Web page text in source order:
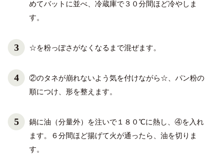
めてバットに並べ、冷蔵庫で３０分間ほど冷やしま
す。
☆を粉っぽさがなくなるまで混ぜます。
②のタネが崩れないよう気を付けながら☆、パン粉の
順につけ、形を整えます。
鍋に油（分量外）を注いで１８０℃に熱し、④を入れ
ます。６分間ほど揚げて火が通ったら、油を切りま
す。